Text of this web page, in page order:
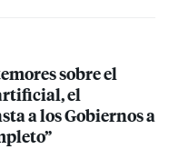
sobre el
el
a los Gobiernos a